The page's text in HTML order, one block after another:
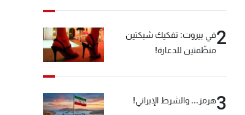
2في بيروت: تفكيك شبكتين
منظّمتين للدعارة!
3هرمز... والشرط الإيراني!